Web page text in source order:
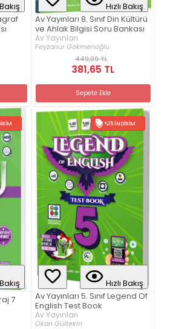
Hızlı Bakış
Av Yayınları 8. Sınıf Din Kültürü
ve Ahlak Bilgisi Soru Bankası
Av Yayınları
Feyzanur Gökmenoğlu
449,00 TL
381,65 TL
Sepete Ekle
7
%15 İNDIRIM
Hızlı Bakış
Av Yayınları 5. Sınıf Legend Of
English Test Book
Av Yayınları
Okan Gültekin